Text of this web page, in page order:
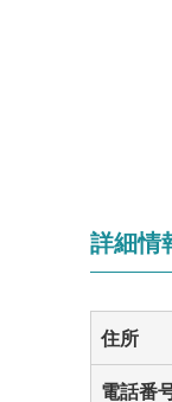
詳細情
住所
電話番